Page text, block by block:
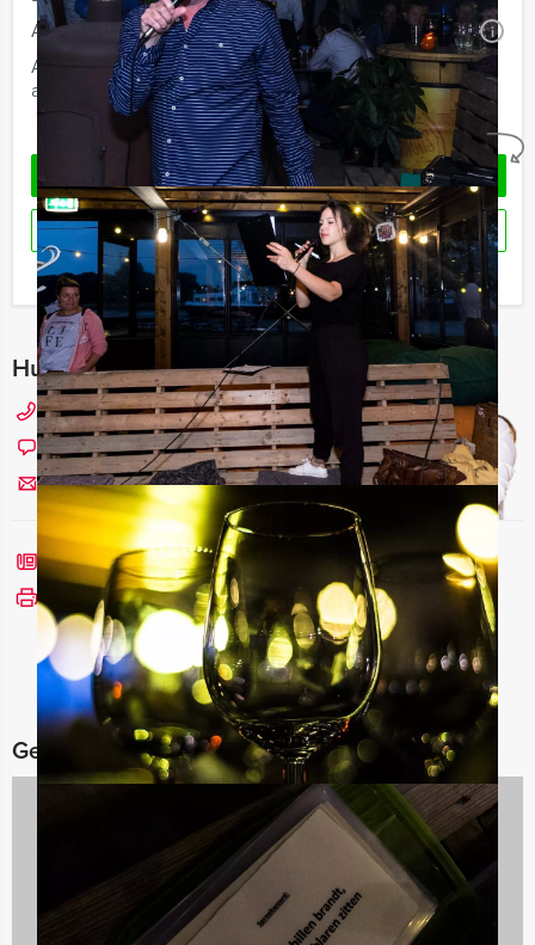
Aantal:
Minimaal 12 personen i
Afhankelijk van de in overleg gekozen locatie voor uw
arrangement kan een extra zaalhuur worden berekend
Geheel vrijblijvend
VRAAG VRIJBLIJVEND OFFERTE AAN
RESERVEREN
Ik heb een vraag over dit uitje
Hulp nodig bij het kiezen?
0229 - 309 000
Chat met Angela
Stuur ons een mailtje
Bel mij terug
Bekijk printbare versie
Gerelateerde categorieën
Vrijgezellenfeesten